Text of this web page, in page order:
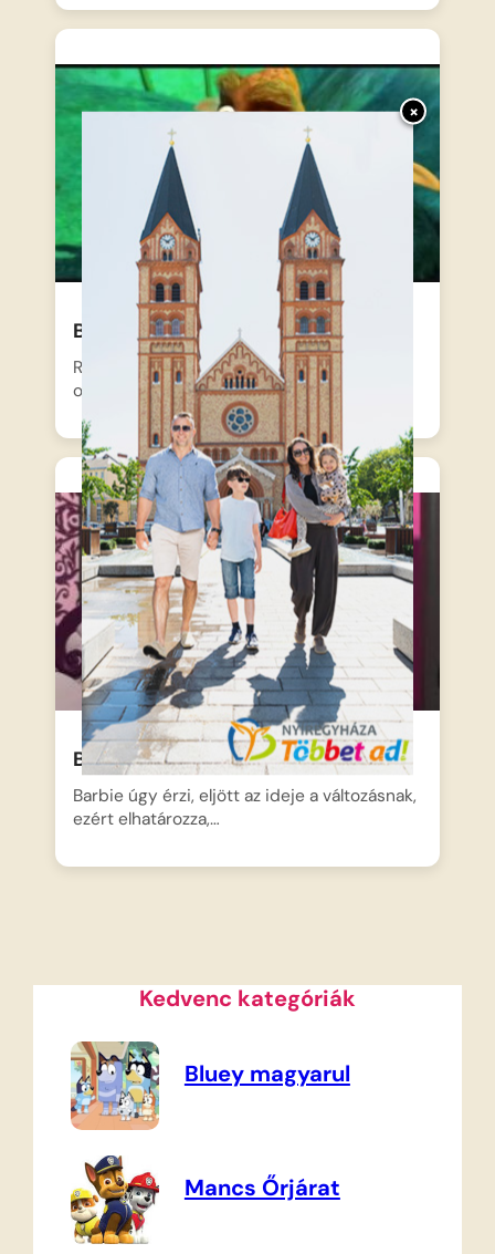
×
Barbie – Varázslatos utazás 09
Rocki, a kis vízköpő szomorúan elszökik
otthonról, mert egy félreértés…
Barbie – A házátalakítás
Barbie úgy érzi, eljött az ideje a változásnak,
ezért elhatározza,…
Kedvenc kategóriák
Bluey magyarul
Mancs Őrjárat